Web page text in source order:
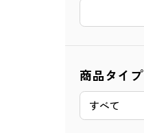
商品タイプ